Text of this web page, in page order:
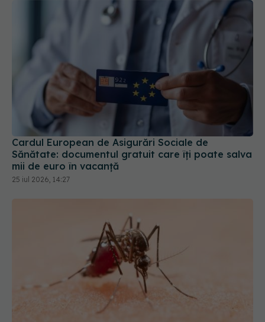
Cardul European de Asigurări Sociale de
Sănătate: documentul gratuit care îți poate salva
mii de euro în vacanță
25 iul 2026, 14:27